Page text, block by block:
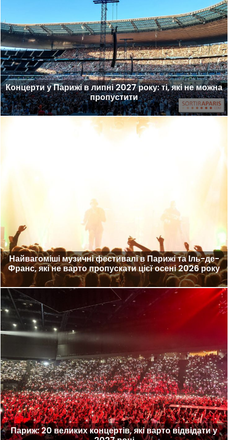
Концерти у Парижі в липні 2027 року: ті, які не можна
пропустити
Найвагоміші музичні фестивалі в Парижі та Іль-де-
Франс, які не варто пропускати цієї осені 2026 року
Париж: 20 великих концертів, які варто відвідати у